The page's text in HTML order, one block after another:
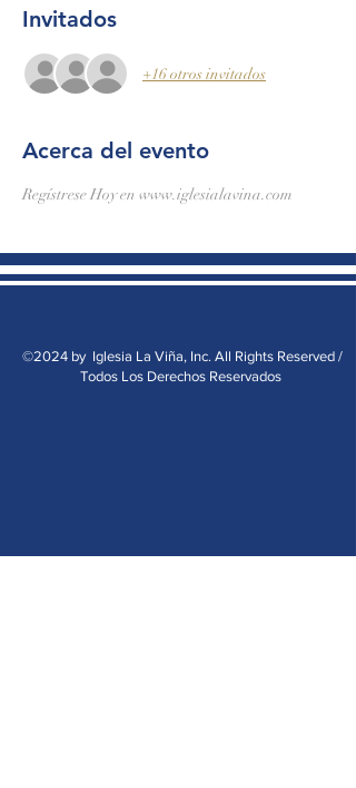
Invitados
+16 otros invitados
Acerca del evento
Regístrese Hoy en www.iglesialavina.com
©2024 by Iglesia La Viña, Inc. All Rights Reserved /
Todos Los Derechos Reservados